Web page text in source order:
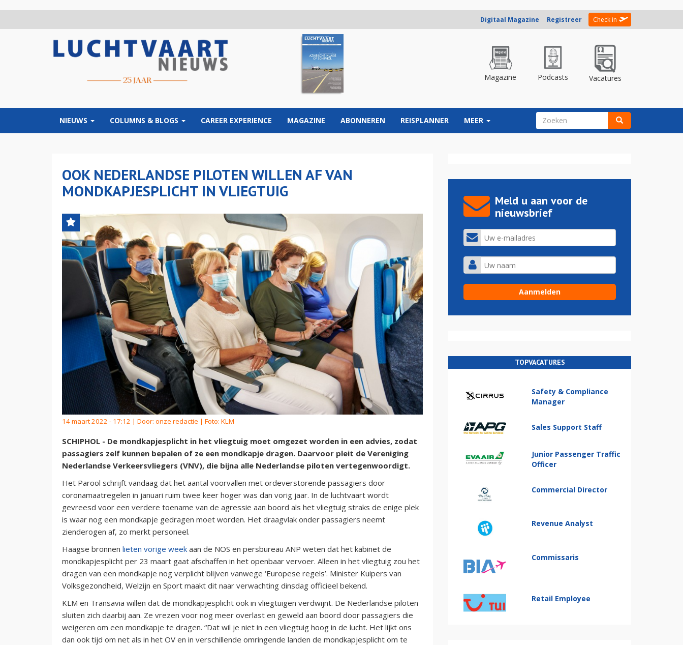
Digitaal Magazine Registreer Check in
Magazine Podcasts Vacatures
NIEUWS COLUMNS & BLOGS CAREER EXPERIENCE MAGAZINE ABONNEREN REISPLANNER MEER ZOEKVELD
OOK NEDERLANDSE PILOTEN WILLEN AF VAN
MONDKAPJESPLICHT IN VLIEGTUIG
14 maart 2022 - 17:12 | Door: onze redactie | Foto: KLM
SCHIPHOL - De mondkapjesplicht in het vliegtuig moet omgezet worden in een advies, zodat
passagiers zelf kunnen bepalen of ze een mondkapje dragen. Daarvoor pleit de Vereniging
Nederlandse Verkeersvliegers (VNV), die bijna alle Nederlandse piloten vertegenwoordigt.
Het Parool schrijft vandaag dat het aantal voorvallen met ordeverstorende passagiers door
coronamaatregelen in januari ruim twee keer hoger was dan vorig jaar. In de luchtvaart wordt
gevreesd voor een verdere toename van de agressie aan boord als het vliegtuig straks de enige plek
is waar nog een mondkapje gedragen moet worden. Het draagvlak onder passagiers neemt
zienderogen af, zo merkt personeel.
Haagse bronnen lieten vorige week aan de NOS en persbureau ANP weten dat het kabinet de
mondkapjesplicht per 23 maart gaat afschaffen in het openbaar vervoer. Alleen in het vliegtuig zou het
dragen van een mondkapje nog verplicht blijven vanwege ‘Europese regels’. Minister Kuipers van
Volksgezondheid, Welzijn en Sport maakt dit naar verwachting dinsdag officieel bekend.
KLM en Transavia willen dat de mondkapjesplicht ook in vliegtuigen verdwijnt. De Nederlandse piloten
sluiten zich daarbij aan. Ze vrezen voor nog meer overlast en geweld aan boord door passagiers die
weigeren om een mondkapje te dragen. “Dat wil je niet in een vliegtuig hoog in de lucht. Het lijkt ons
dan ook tijd om net als in het OV en in verschillende omringende landen de mondkapjesplicht om te
Meld u aan voor de
nieuwsbrief
TOPVACATURES
Safety & Compliance
Manager
Sales Support Staff
Junior Passenger Traffic
Officer
Commercial Director
Revenue Analyst
Commissaris
Retail Employee